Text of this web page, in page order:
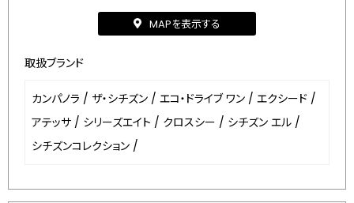
MAPを表示する
取扱ブランド
カンパノラ / ザ・シチズン / エコ・ドライブ ワン / エクシード /
アテッサ / シリーズエイト / クロスシー / シチズン エル /
シチズンコレクション /